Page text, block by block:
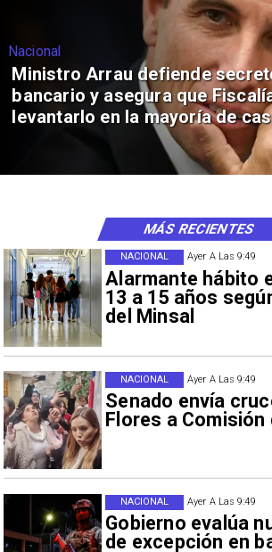
Nacional
Ministro Arrau defiende
bancario y asegura que
levantarlo en la mayoría de
Ayer A Las 9:49
Alarmante hábito
13 a 15 años
del Minsal
NACIONAL
Ayer A Las 9:49
Senado envía
Flores a Comisión
NACIONAL
Ayer A Las 9:49
Gobierno evalúa
de excepción en
NACIONAL
MÁS RECIENTES